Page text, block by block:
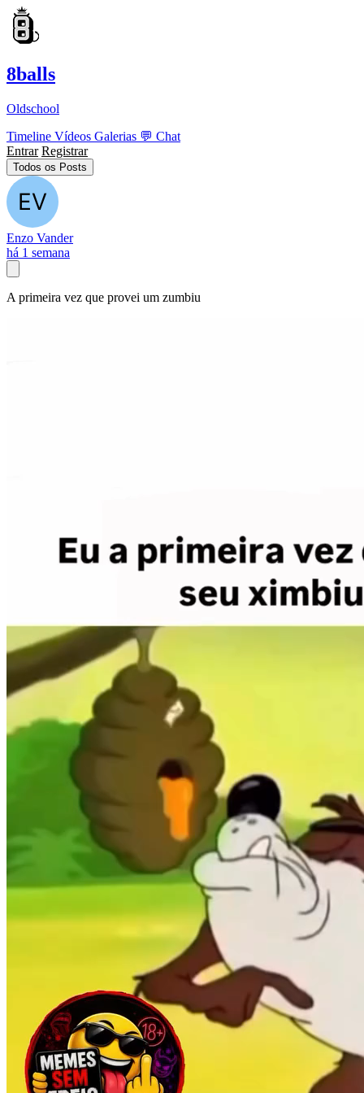
8balls
Oldschool
Timeline Vídeos Galerias 💬 Chat
Entrar Registrar
Todos os Posts
Enzo Vander
há 1 semana
A primeira vez que provei um zumbiu